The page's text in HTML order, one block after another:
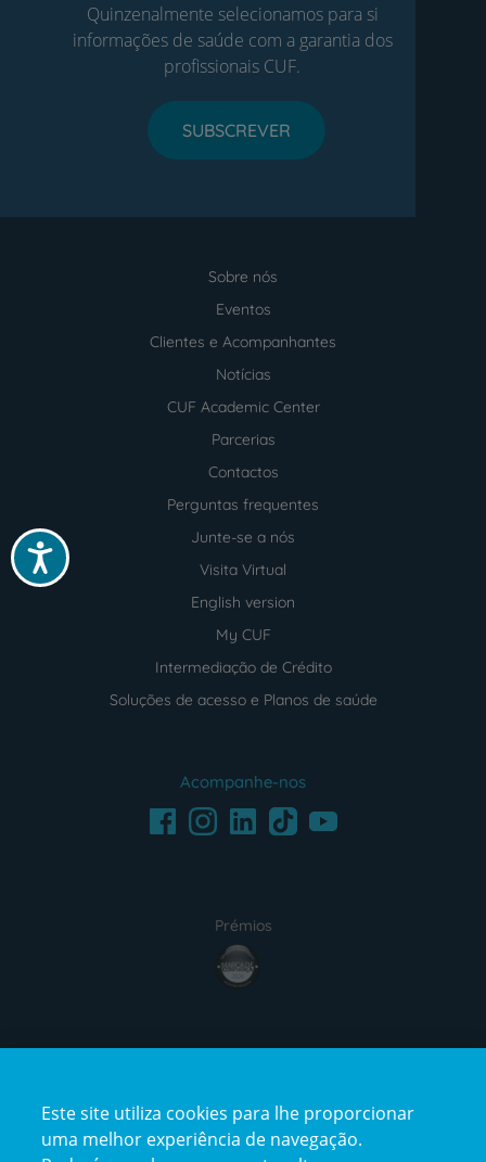
Acessibilidade
Quinzenalmente selecionamos para si
informações de saúde com a garantia dos
profissionais CUF.
SUBSCREVER
Sobre nós
Eventos
Clientes e Acompanhantes
Notícias
CUF Academic Center
Parcerias
Contactos
Perguntas frequentes
Junte-se a nós
Visita Virtual
English version
My CUF
Intermediação de Crédito
Soluções de acesso e Planos de saúde
Acompanhe-nos
FacebookInstagramLinkedInTikTokYoutube
Prémios
award4
certification2certification3
Este site utiliza cookies para lhe proporcionar
uma melhor experiência de navegação.